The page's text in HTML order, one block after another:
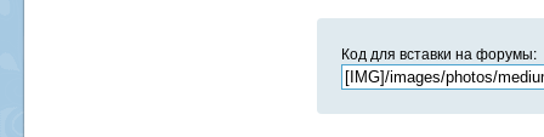
Код для вставки на форумы: